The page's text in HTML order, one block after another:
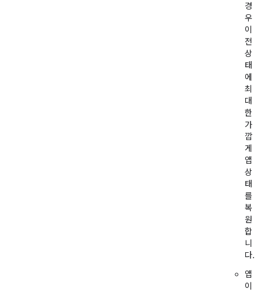
경
우
이
전
상
태
에
최
대
한
가
깝
게
앱
상
태
를
복
원
합
니
다.
앱
이